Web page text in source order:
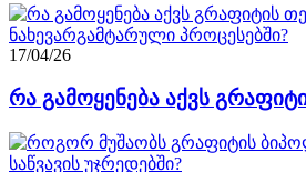
17/04/26
რა გამოყენება აქვს